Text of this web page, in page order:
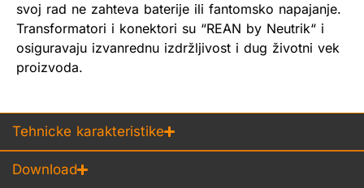
svoj rad ne zahteva baterije ili fantomsko napajanje.
Transformatori i konektori su “REAN by Neutrik“ i
osiguravaju izvanrednu izdržljivost i dug životni vek
proizvoda.
Tehnicke karakteristike
Download